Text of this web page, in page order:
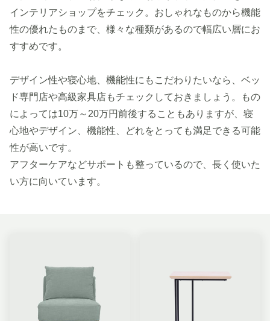
インテリアショップをチェック。おしゃれなものから機能
性の優れたものまで、様々な種類があるので幅広い層にお
すすめです。
デザイン性や寝心地、機能性にもこだわりたいなら、ベッ
ド専門店や高級家具店もチェックしておきましょう。もの
によっては10万～20万円前後することもありますが、寝
心地やデザイン、機能性、どれをとっても満足できる可能
性が高いです。
アフターケアなどサポートも整っているので、長く使いた
い方に向いています。